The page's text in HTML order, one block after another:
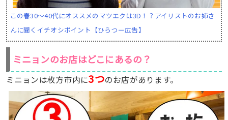
この春30〜40代にオススメのマツエクは3D！？アイリストのお姉さ
んに聞くイチオシポイント【ひらつー広告】
ミニョンのお店はどこにあるの？
ミニョンは枚方市内に3つのお店があります。